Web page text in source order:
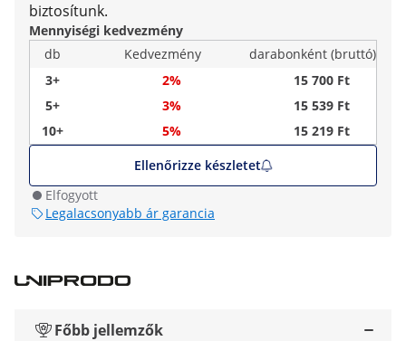
biztosítunk.
Mennyiségi kedvezmény
db
Kedvezmény
darabonként (bruttó)
3+
2%
15 700 Ft
5+
3%
15 539 Ft
10+
5%
15 219 Ft
Ellenőrizze készletet
Elfogyott
Legalacsonyabb ár garancia
Főbb jellemzők